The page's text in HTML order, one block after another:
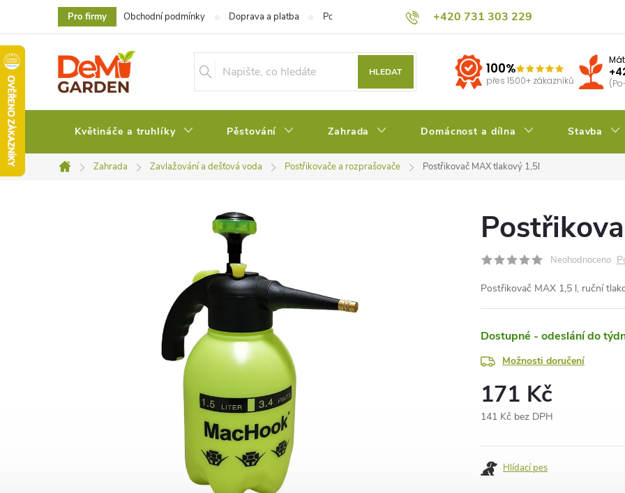
obsah
+420 731 303 229
Pro firmy Obchodní podmínky Doprava a platba Podmínky ochrany osobních údajů Pěstitelský blog
HLEDAT 100%
přes 1500+ zákazníků
Květináče a truhlíky Pěstování Zahrada Domácnost a dílna Stavba
Domů
Zahrada Zavlažování a dešťová voda Postřikovače a rozprašovače Postřikovač MAX tlakový 1,5l
Neohodnoceno
Postřikovač MAX 1,5 l, ruční
Dostupné - odeslání do
Možnosti doručení
171 Kč
141 Kč bez DPH
cena:
Hlídací pes